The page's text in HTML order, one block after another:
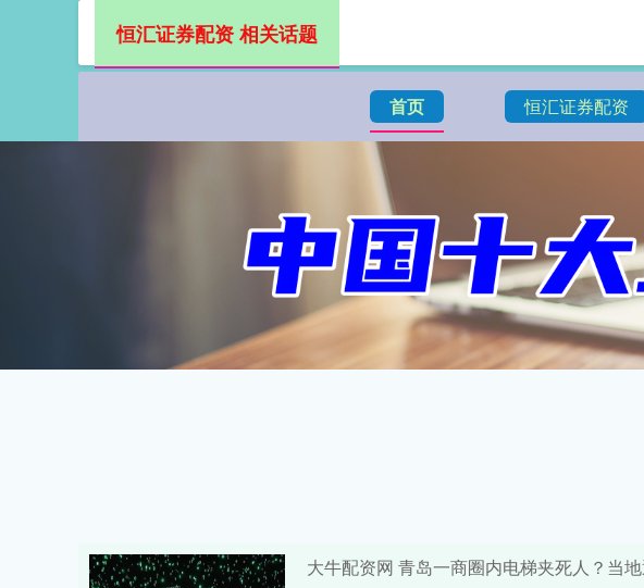
首页 恒汇证券配资
恒汇证券配资 相关话题
大牛配资网 青岛一商圈内电梯夹死人？当